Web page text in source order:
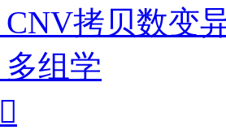
CNV拷贝数变
多组学
